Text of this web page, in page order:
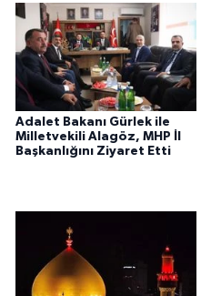
Adalet Bakanı Gürlek ile
Milletvekili Alagöz, MHP İl
Başkanlığını Ziyaret Etti